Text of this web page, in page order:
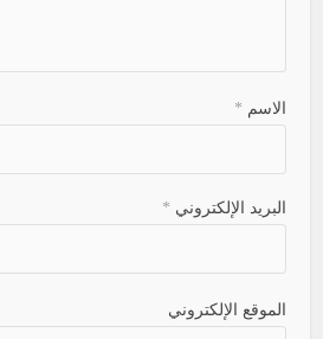
الاسم *
البريد الإلكتروني *
الموقع الإلكتروني